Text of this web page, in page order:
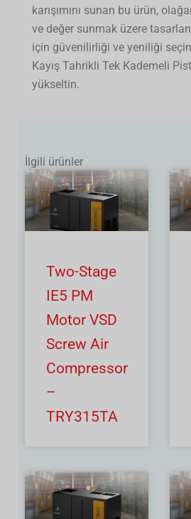
karışımını sunan bu ürün,
ve değer sunmak üzere
için güvenilirliği ve yeniliği seçin
Kayış Tahrikli Tek Kademeli
yükseltin.
İlgili ürünler
Two-Stage
IE5 PM
Motor VSD
Screw Air
Compressor
–
TRY315TA